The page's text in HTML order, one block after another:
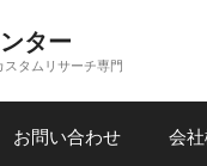
ター
タムリサーチ専門
お問い合わせ 会